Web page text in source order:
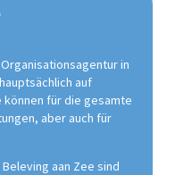
in
auf
für die gesamte
aber auch für
aan Zee sind